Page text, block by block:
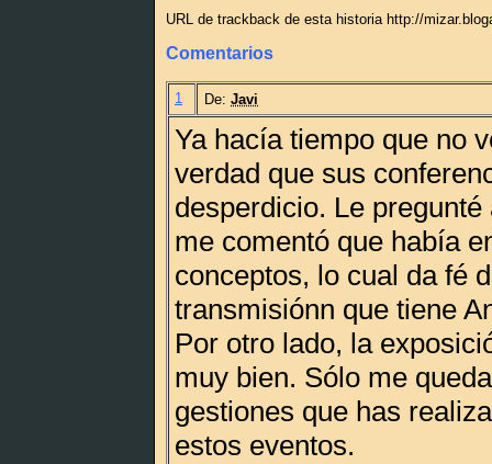
URL de trackback de esta historia http://
Comentarios
1 De: Javi
Ya hacía tiempo que no
verdad que sus
desperdicio. Le
me comentó que había
conceptos, lo cual da fé
transmisiónn que tiene
Por otro lado, la
muy bien. Sólo me
gestiones que has
estos eventos.